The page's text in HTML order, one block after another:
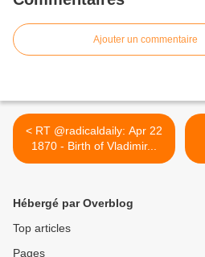
Ajouter un commentaire
< RT @radicaldaily: Apr 22
1870 - Birth of Vladimir...
Hébergé par Overblog
Top articles
Pages